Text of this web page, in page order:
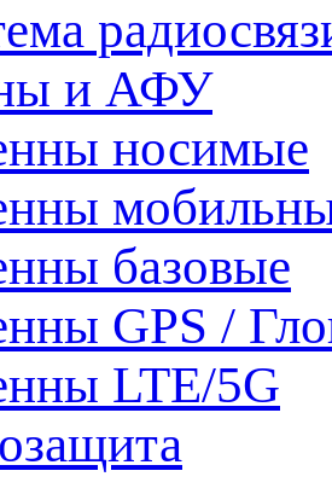
и АФУ
носимые
базовые
GPS /
LTE/5G